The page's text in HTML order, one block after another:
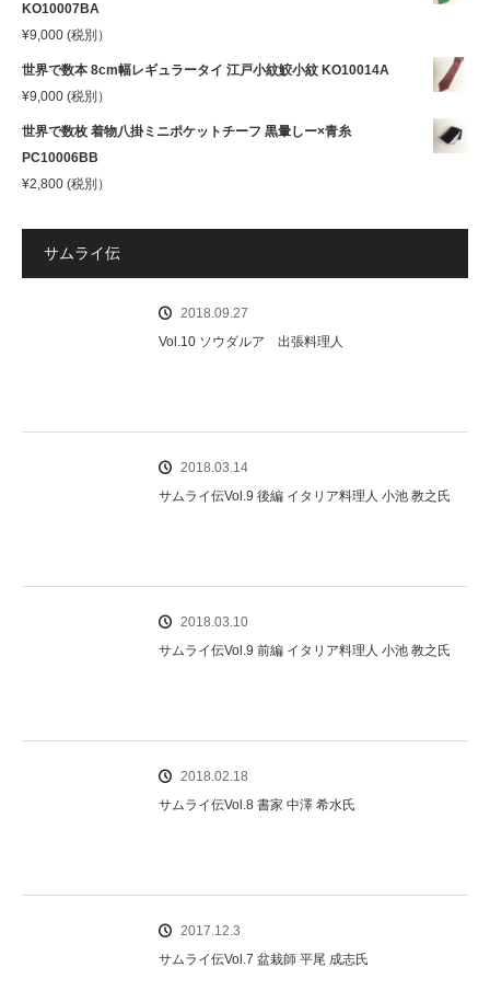
KO10007BA
¥9,000 (税別）
世界で数本 8cm幅レギュラータイ 江戸小紋鮫小紋 KO10014A
¥9,000 (税別）
世界で数枚 着物八掛ミニポケットチーフ 黒暈しー×青糸
PC10006BB
¥2,800 (税別）
サムライ伝
2018.09.27
Vol.10 ソウダルア 出張料理人
2018.03.14
サムライ伝Vol.9 後編 イタリア料理人 小池 教之氏
2018.03.10
サムライ伝Vol.9 前編 イタリア料理人 小池 教之氏
2018.02.18
サムライ伝Vol.8 書家 中澤 希水氏
2017.12.3
サムライ伝Vol.7 盆栽師 平尾 成志氏